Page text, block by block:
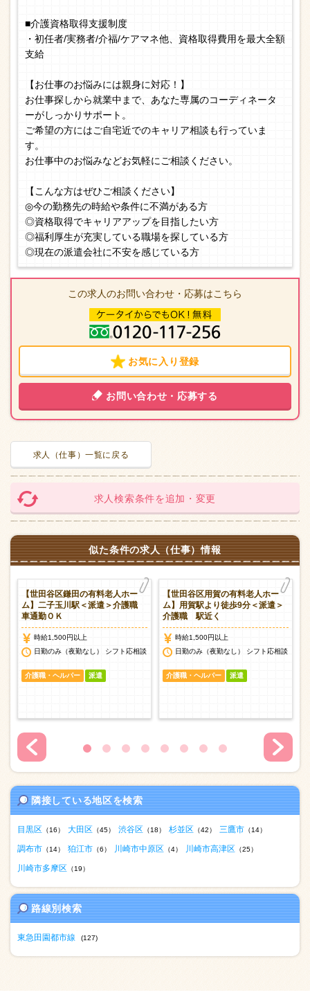
■介護資格取得支援制度
・初任者/実務者/介福/ケアマネ他、資格取得費用を最大全額
支給
【お仕事のお悩みには親身に対応！】
お仕事探しから就業中まで、あなた専属のコーディネータ
ーがしっかりサポート。
ご希望の方にはご自宅近でのキャリア相談も行っていま
す。
お仕事中のお悩みなどお気軽にご相談ください。
【こんな方はぜひご相談ください】
◎今の勤務先の時給や条件に不満がある方
◎資格取得でキャリアアップを目指したい方
◎福利厚生が充実している職場を探している方
◎現在の派遣会社に不安を感じている方
この求人のお問い合わせ・応募はこちら
お気に入り登録
お問い合わせ・応募する
求人（仕事）一覧に戻る
求人検索条件を追加・変更
似た条件の求人（仕事）情報
【世田谷区鎌田の有料老人ホー
ム】二子玉川駅＜派遣＞介護職
車通勤ＯＫ
時給1,500円以上
日勤のみ（夜勤なし） シフト応相談
介護職・ヘルパー 派遣
【世田谷区用賀の有料老人ホー
ム】用賀駅より徒歩9分＜派遣＞
介護職 駅近く
時給1,500円以上
日勤のみ（夜勤なし） シフト応相談
介護職・ヘルパー 派遣
隣接している地区を検索
目黒区 （16） 大田区 （45） 渋谷区 （18） 杉並区 （42） 三鷹市 （14）
調布市 （14） 狛江市 （6） 川崎市中原区 （4） 川崎市高津区 （25）
川崎市多摩区 （19）
路線別検索
東急田園都市線 (127)